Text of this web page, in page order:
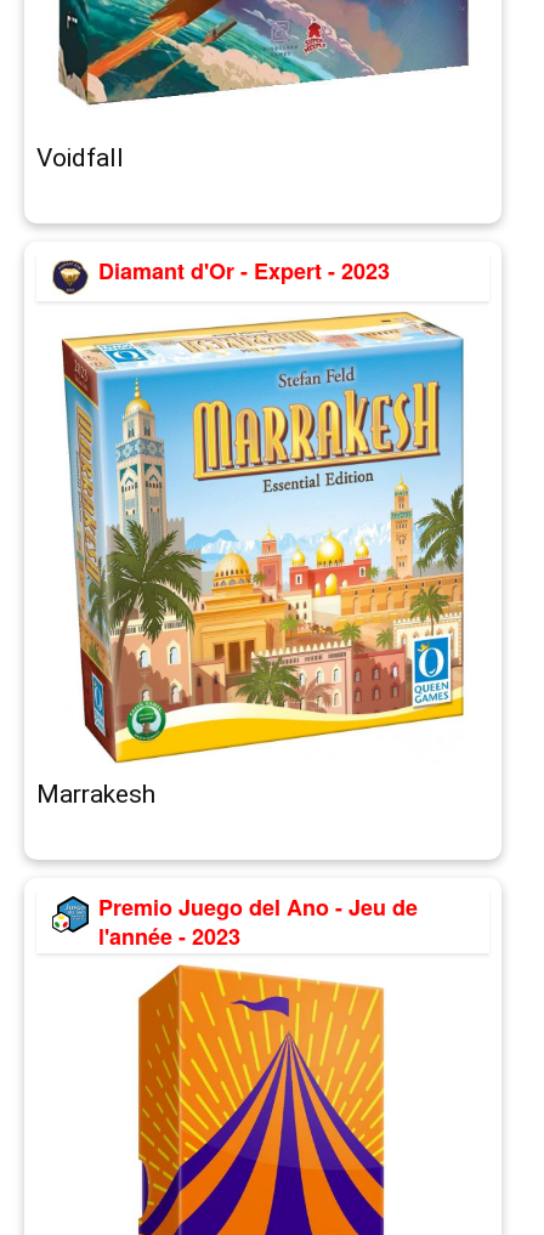
Voidfall
Diamant d'Or - Expert - 2023
Marrakesh
Premio Juego del Ano - Jeu de
l'année - 2023